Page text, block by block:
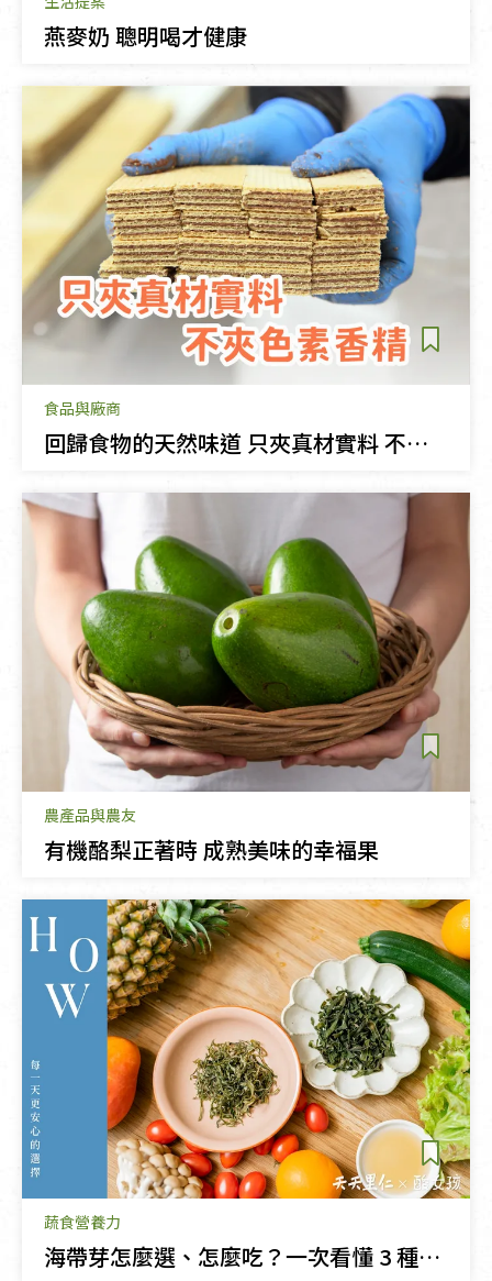
燕麥奶 聰明喝才健康
食品與廠商
回歸食物的天然味道 只夾真材實料 不夾色素香精
農產品與農友
有機酪梨正著時 成熟美味的幸福果
蔬食營養力
海帶芽怎麼選、怎麼吃？一次看懂 3 種口感差異與料理靈感